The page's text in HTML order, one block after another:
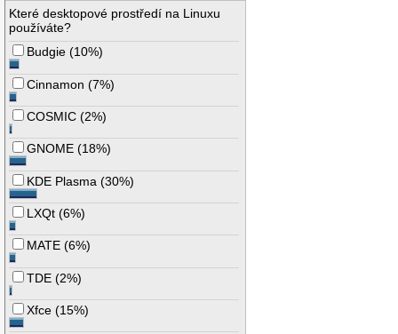
Které desktopové prostředí na Linuxu
používáte?
Budgie (10%)
Cinnamon (7%)
COSMIC (2%)
GNOME (18%)
KDE Plasma (30%)
LXQt (6%)
MATE (6%)
TDE (2%)
Xfce (15%)